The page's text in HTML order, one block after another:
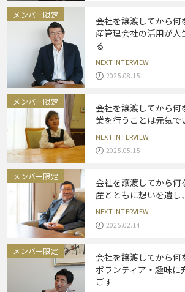
メンバー限定
会社を譲渡してから何
産管理会社の活用が
る
NEXT INTERVIEW
2025.08.15
メンバー限定
会社を譲渡してから何
業を行うことは元気で
NEXT INTERVIEW
2025.05.15
メンバー限定
会社を譲渡してから何
産とともに想いを遺し
NEXT INTERVIEW
2025.02.14
メンバー限定
会社を譲渡してから何
ボランティア・趣味に
ごす